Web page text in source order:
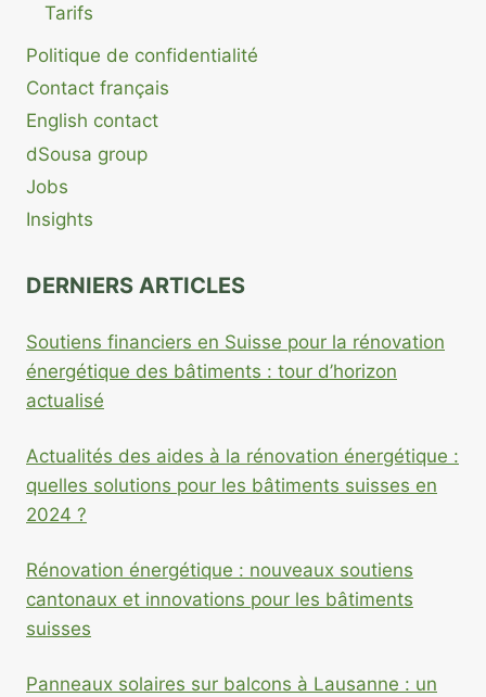
Tarifs
Politique de confidentialité
Contact français
English contact
dSousa group
Jobs
Insights
DERNIERS ARTICLES
Soutiens financiers en Suisse pour la rénovation
énergétique des bâtiments : tour d’horizon
actualisé
Actualités des aides à la rénovation énergétique :
quelles solutions pour les bâtiments suisses en
2024 ?
Rénovation énergétique : nouveaux soutiens
cantonaux et innovations pour les bâtiments
suisses
Panneaux solaires sur balcons à Lausanne : un